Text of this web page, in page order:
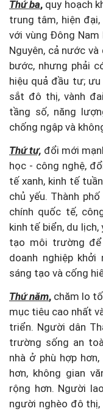
Thứ ba, quy hoạch
trung tâm, hiện
với vùng Đông Nam
Nguyên, cả nước
bước, nhưng phải
hiệu quả đầu tư;
sắt đô thị, vành
tầng số, năng
chống ngập và
Thứ tư, đổi mới
học - công nghệ,
tế xanh, kinh tế
chủ yếu. Thành
chính quốc tế,
kinh tế biển, du
tạo môi trường để
doanh nghiệp
sáng tạo và cống
Thứ năm, chăm lo
mục tiêu cao nhất
triển. Người dân
trường sống an
nhà ở phù hợp
hơn, không gian
rộng hơn. Người
người nghèo đô